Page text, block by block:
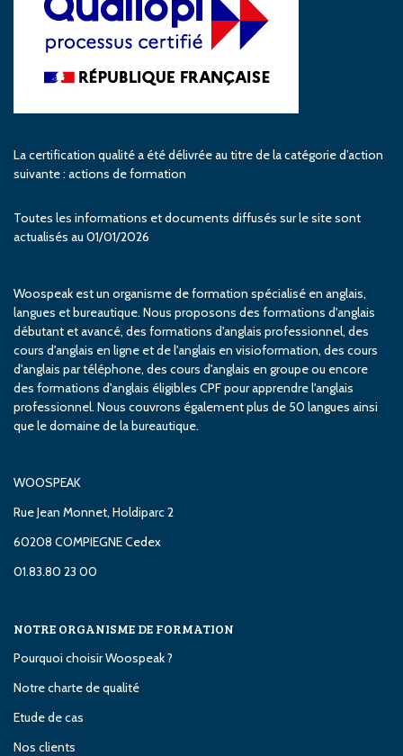
La certification qualité a été délivrée au titre de la catégorie d’action
suivante : actions de formation
Toutes les informations et documents diffusés sur le site sont
actualisés au 01/01/2026
Woospeak est un organisme de formation spécialisé en anglais,
langues et bureautique. Nous proposons des formations d'anglais
débutant et avancé, des formations d'anglais professionnel, des
cours d'anglais en ligne et de l'anglais en visioformation, des cours
d'anglais par téléphone, des cours d'anglais en groupe ou encore
des formations d'anglais éligibles CPF pour apprendre l'anglais
professionnel. Nous couvrons également plus de 50 langues ainsi
que le domaine de la bureautique.
WOOSPEAK
Rue Jean Monnet, Holdiparc 2
60208 COMPIEGNE Cedex
01.83.80 23 00
NOTRE ORGANISME DE FORMATION
Pourquoi choisir Woospeak ?
Notre charte de qualité
Etude de cas
Nos clients